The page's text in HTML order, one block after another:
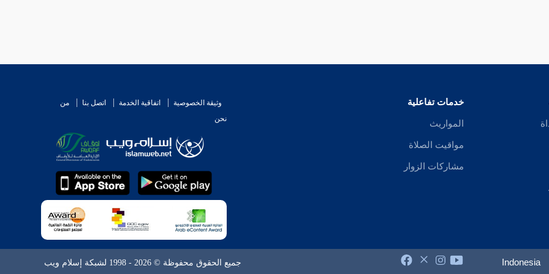
خدمات تفاعلية
المواريث
مواقيت الصلاة
مشاركات الزوار
وثيقة الخصوصية اتفاقية الخدمة اتصل بنا
من
نحن
Indonesia جميع الحقوق محفوظة © 2026 - 1998 لشبكة إسلام ويب